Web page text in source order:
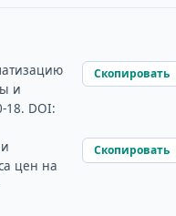
и
18. DOI:
Скопировать
цен на
Скопировать